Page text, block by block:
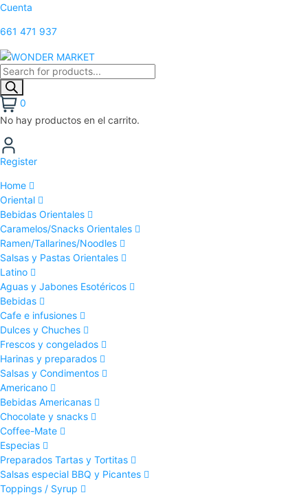
Cuenta
661 471 937
0
No hay productos en el carrito.
Register
Home
Oriental
Bebidas Orientales
Caramelos/Snacks Orientales
Ramen/Tallarines/Noodles
Salsas y Pastas Orientales
Latino
Aguas y Jabones Esotéricos
Bebidas
Cafe e infusiones
Dulces y Chuches
Frescos y congelados
Harinas y preparados
Salsas y Condimentos
Americano
Bebidas Americanas
Chocolate y snacks
Coffee-Mate
Especias
Preparados Tartas y Tortitas
Salsas especial BBQ y Picantes
Toppings / Syrup